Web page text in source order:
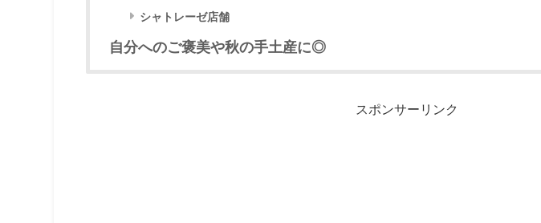
シャトレーゼ店舗
自分へのご褒美や秋の手土産に◎
スポンサーリンク